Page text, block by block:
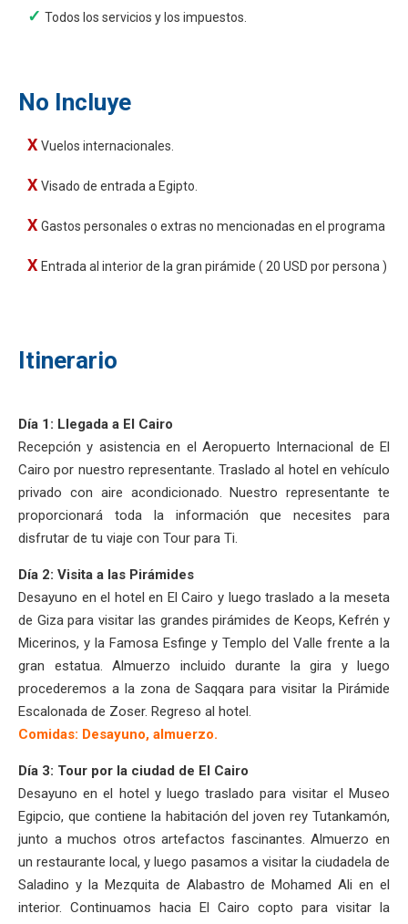
Todos los servicios y los impuestos.
No Incluye
Vuelos internacionales.
Visado de entrada a Egipto.
Gastos personales o extras no mencionadas en el programa
Entrada al interior de la gran pirámide ( 20 USD por persona )
Itinerario
Día 1: Llegada a El Cairo
Recepción y asistencia en el Aeropuerto Internacional de El
Cairo por nuestro representante. Traslado al hotel en vehículo
privado con aire acondicionado. Nuestro representante te
proporcionará toda la información que necesites para
disfrutar de tu viaje con Tour para Ti.
Día 2: Visita a las Pirámides
Desayuno en el hotel en El Cairo y luego traslado a la meseta
de Giza para visitar las grandes pirámides de Keops, Kefrén y
Micerinos, y la Famosa Esfinge y Templo del Valle frente a la
gran estatua. Almuerzo incluido durante la gira y luego
procederemos a la zona de Saqqara para visitar la Pirámide
Escalonada de Zoser. Regreso al hotel.
Comidas: Desayuno, almuerzo.
Día 3: Tour por la ciudad de El Cairo
Desayuno en el hotel y luego traslado para visitar el Museo
Egipcio, que contiene la habitación del joven rey Tutankamón,
junto a muchos otros artefactos fascinantes. Almuerzo en
un restaurante local, y luego pasamos a visitar la ciudadela de
Saladino y la Mezquita de Alabastro de Mohamed Ali en el
interior. Continuamos hacia El Cairo copto para visitar la